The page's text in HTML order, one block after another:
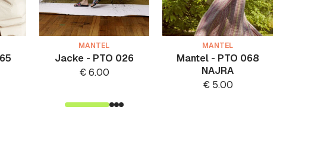
MANTEL
Jacke - PTO 026
€6.00
MANTEL
Mantel - PTO 068
NAJRA
€5.00